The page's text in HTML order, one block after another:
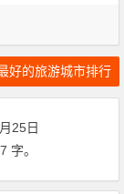
好的旅游城市排行
25日
字。